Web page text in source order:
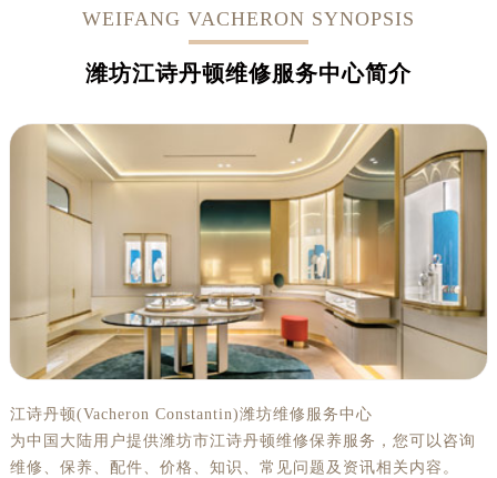
WEIFANG VACHERON SYNOPSIS
潍坊江诗丹顿维修服务中心简介
江诗丹顿(Vacheron Constantin)潍坊维修服务中心
为中国大陆用户提供潍坊市江诗丹顿维修保养服务，您可以咨询
维修、保养、配件、价格、知识、常见问题及资讯相关内容。